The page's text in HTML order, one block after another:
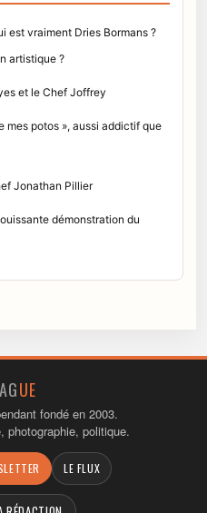
est vraiment Dries Bormans ?
artistique ?
et le Chef Joffrey
mes potos », aussi addictif que
Jonathan Pillier
démonstration du
UE
fondé en 2003.
politique.
LE FLUX